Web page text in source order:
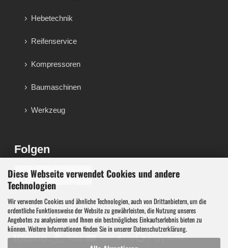
Diese Webseite verwendet Cookies und andere
Technologien
Wir verwenden Cookies und ähnliche Technologien, auch von Drittanbietern, um die
ordentliche Funktionsweise der Website zu gewährleisten, die Nutzung unseres
Angebotes zu analysieren und Ihnen ein bestmögliches Einkaufserlebnis bieten zu
können. Weitere Informationen finden Sie in unsererDatenschutzerklärung.
Hebetechnik
Reifenservice
Kompressoren
Baumaschinen
Werkzeug
Folgen
♪
Werkzeug, Maschinen und Werkstattausstattung für
Werkstatt, Garage, Handwerk und technische Betriebe.